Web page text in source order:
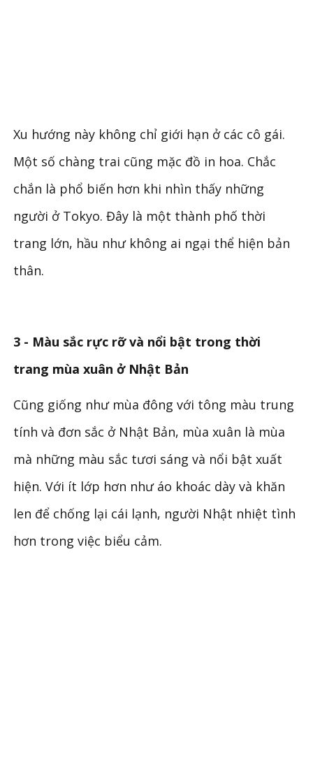
Xu hướng này không chỉ giới hạn ở các cô gái.
Một số chàng trai cũng mặc đồ in hoa. Chắc
chắn là phổ biến hơn khi nhìn thấy những
người ở Tokyo. Đây là một thành phố thời
trang lớn, hầu như không ai ngại thể hiện bản
thân.
3 - Màu sắc rực rỡ và nổi bật trong thời
trang mùa xuân ở Nhật Bản
Cũng giống như mùa đông với tông màu trung
tính và đơn sắc ở Nhật Bản, mùa xuân là mùa
mà những màu sắc tươi sáng và nổi bật xuất
hiện. Với ít lớp hơn như áo khoác dày và khăn
len để chống lại cái lạnh, người Nhật nhiệt tình
hơn trong việc biểu cảm.